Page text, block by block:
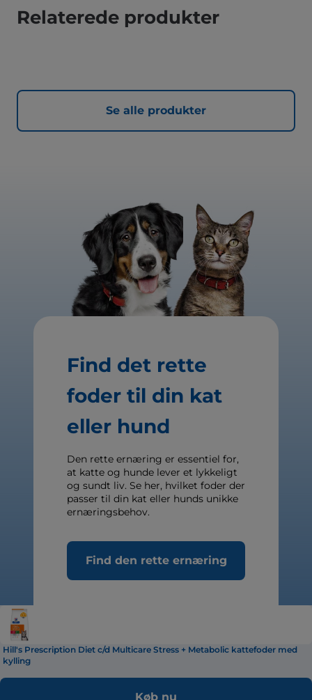
Relaterede produkter
Se alle produkter
Find det rette
foder til din kat
eller hund
Den rette ernæring er essentiel for,
at katte og hunde lever et lykkeligt
og sundt liv. Se her, hvilket foder der
passer til din kat eller hunds unikke
ernæringsbehov.
Find den rette ernæring
Hill's Prescription Diet c/d Multicare Stress + Metabolic kattefoder med
kylling
Køb nu